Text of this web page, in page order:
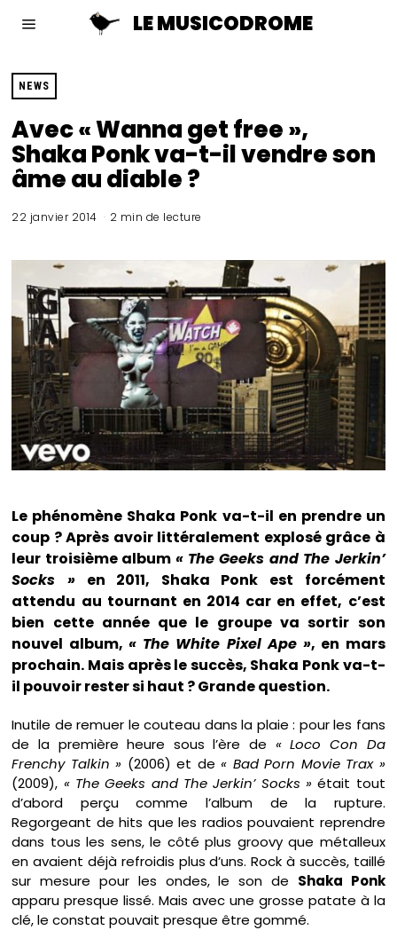
LE MUSICODROME
NEWS
Avec « Wanna get free »,
Shaka Ponk va-t-il vendre son
âme au diable ?
22 janvier 2014 2 min de lecture
Le phénomène Shaka Ponk va-t-il en prendre un
coup ? Après avoir littéralement explosé grâce à
leur troisième album « The Geeks and The Jerkin’
Socks » en 2011, Shaka Ponk est forcément
attendu au tournant en 2014 car en effet, c’est
bien cette année que le groupe va sortir son
nouvel album, « The White Pixel Ape », en mars
prochain. Mais après le succès, Shaka Ponk va-t-
il pouvoir rester si haut ? Grande question.
Inutile de remuer le couteau dans la plaie : pour les fans
de la première heure sous l’ère de « Loco Con Da
Frenchy Talkin » (2006) et de « Bad Porn Movie Trax »
(2009), « The Geeks and The Jerkin’ Socks »était tout
d’abord perçu comme l’album de la rupture.
Regorgeant de hits que les radios pouvaient reprendre
dans tous les sens, le côté plus groovy que métalleux
en avaient déjà refroidis plus d’uns. Rock à succès, taillé
sur mesure pour les ondes, le son de Shaka Ponk
apparu presque lissé. Mais avec une grosse patate à la
clé, le constat pouvait presque être gommé.